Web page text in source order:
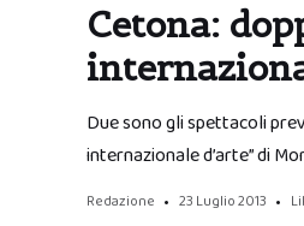
Cetona:
Due sono gli spettacoli
internazionale d’arte” di
Redazione 23 Luglio 2013